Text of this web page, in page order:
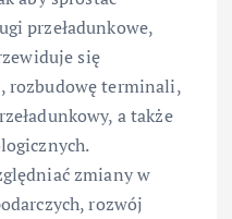
przeładunkowe,
się
rozbudowę terminali,
a także
zmiany w
rozwój